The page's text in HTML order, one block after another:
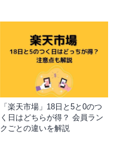
「楽天市場」18日と5と0のつ
く日はどちらが得？ 会員ラン
クごとの違いを解説